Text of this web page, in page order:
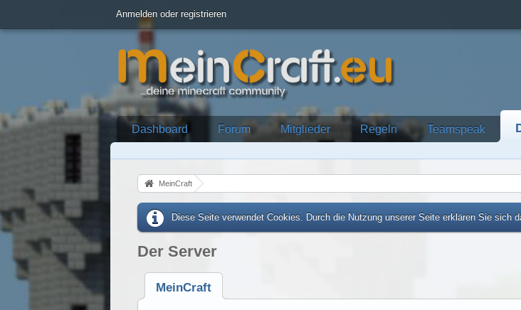
Anmelden oder registrieren
Dashboard Forum Mitglieder Regeln Teamspeak
MeinCraft
Diese Seite verwendet Cookies. Durch die Nutzung unserer Seite erklären Sie sich
Der Server
MeinCraft